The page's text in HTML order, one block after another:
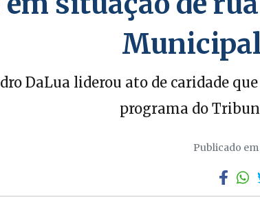
DaLua liderou ato de caridade
programa do
Publicado em